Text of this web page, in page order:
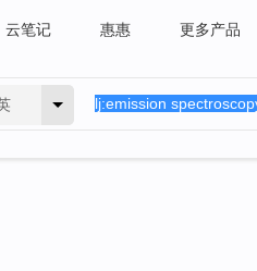
云笔记 惠惠 更多产品